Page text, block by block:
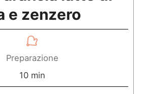
e zenzero
Preparazione
10mmin